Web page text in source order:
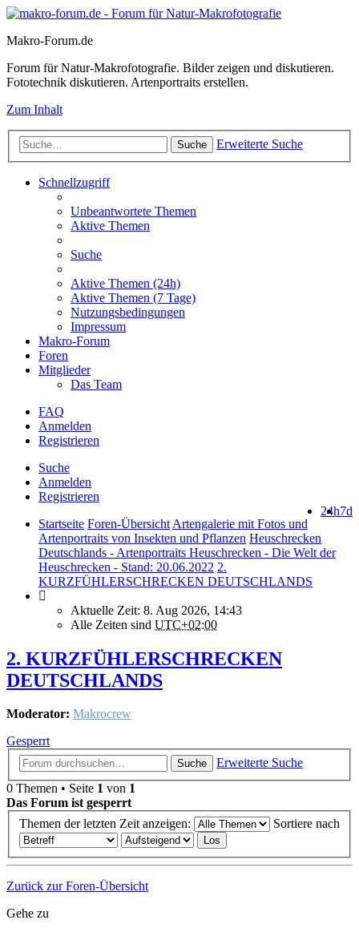
Makro-Forum.de
Forum für Natur-Makrofotografie. Bilder zeigen und diskutieren.
Fototechnik diskutieren. Artenportraits erstellen.
Zum Inhalt
Suche Erweiterte Suche
Schnellzugriff
Unbeantwortete Themen
Aktive Themen
Suche
Aktive Themen (24h)
Aktive Themen (7 Tage)
Nutzungsbedingungen
Impressum
Makro-Forum
Foren
Mitglieder
Das Team
FAQ
Anmelden
Registrieren
Suche
Anmelden
Registrieren
7d
24h
Startseite Foren-Übersicht Artengalerie mit Fotos und
Artenportraits von Insekten und Pflanzen Heuschrecken
Deutschlands - Artenportraits Heuschrecken - Die Welt der
Heuschrecken - Stand: 20.06.2022 2.
KURZFÜHLERSCHRECKEN DEUTSCHLANDS
Aktuelle Zeit: 8. Aug 2026, 14:43
Alle Zeiten sind UTC+02:00
2. KURZFÜHLERSCHRECKEN
DEUTSCHLANDS
Moderator: Makrocrew
Gesperrt
Suche
Erweiterte Suche
0 Themen • Seite 1 von 1
Das Forum ist gesperrt
Themen der letzten Zeit anzeigen:
Sortiere nach
Zurück zur Foren-Übersicht
Gehe zu